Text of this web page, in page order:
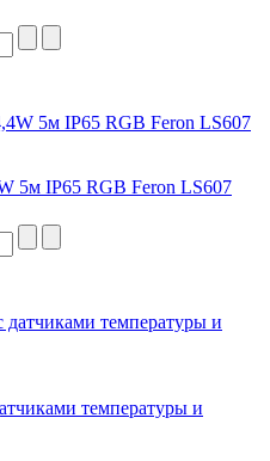
5м IP65 RGB Feron LS607
температуры и